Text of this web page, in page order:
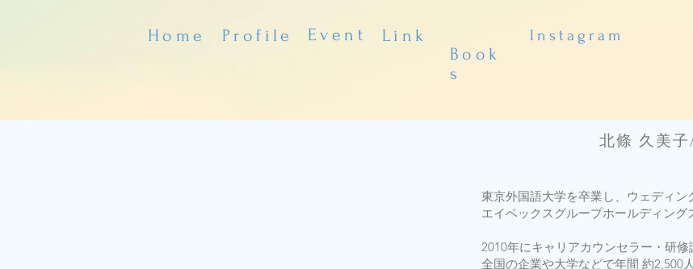
​Home ​Profile ​Event ​Link
Book
s
Instagram
北條 久美子
東京外国語大学を卒業し、ウェディ
エイベックスグループホールディング
2010年にキャリアカウンセラー・研修
全国の企業や大学などで年間 約2,500